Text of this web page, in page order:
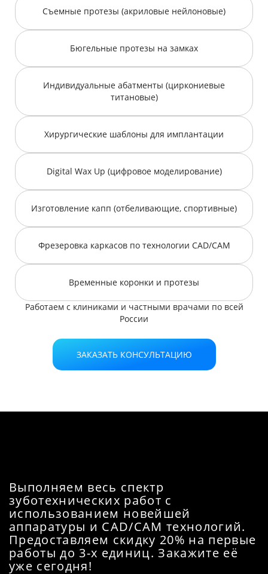
Съемные протезы (акриловые нейлоновые)
Бюгельные протезы на замках
Индивидуальные абатменты (циркониевые
титановые)
Хирургические шаблоны для имплантации
Digital Wax Up (цифровое моделирование)
Изготовление капп (отбеливающие, спортивные)
Фрезеровка каркасов по технологии CAD/CAM
Временные коронки и протезы
Работаем с клиниками и частными врачами по всей
России
ЗАКАЗАТЬ КОНСУЛЬТАЦИЮ
Выполняем весь спектр
зуботехнических работ с
использованием новейшей
аппаратуры и CAD/CAM технологий.
Предоставляем скидку 20% на первые
работы до 3-х единиц. Закажите её
уже сегодня!